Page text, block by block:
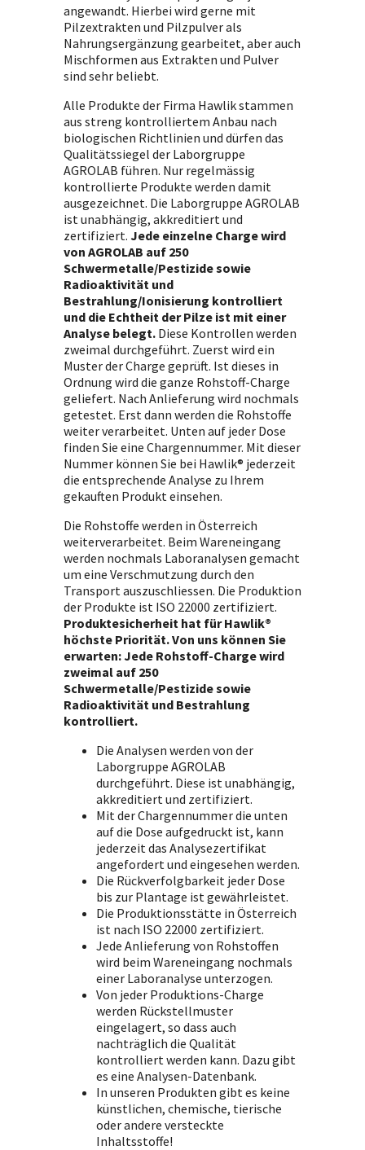
angewandt. Hierbei wird gerne mit
Pilzextrakten und Pilzpulver als
Nahrungsergänzung gearbeitet, aber auch
Mischformen aus Extrakten und Pulver
sind sehr beliebt.
Alle Produkte der Firma Hawlik stammen
aus streng kontrolliertem Anbau nach
biologischen Richtlinien und dürfen das
Qualitätssiegel der Laborgruppe
AGROLAB führen. Nur regelmässig
kontrollierte Produkte werden damit
ausgezeichnet. Die Laborgruppe AGROLAB
ist unabhängig, akkreditiert und
zertifiziert. Jede einzelne Charge wird
von AGROLAB auf 250
Schwermetalle/Pestizide sowie
Radioaktivität und
Bestrahlung/Ionisierung kontrolliert
und die Echtheit der Pilze ist mit einer
Analyse belegt. Diese Kontrollen werden
zweimal durchgeführt. Zuerst wird ein
Muster der Charge geprüft. Ist dieses in
Ordnung wird die ganze Rohstoff-Charge
geliefert. Nach Anlieferung wird nochmals
getestet. Erst dann werden die Rohstoffe
weiter verarbeitet. Unten auf jeder Dose
finden Sie eine Chargennummer. Mit dieser
Nummer können Sie bei Hawlik® jederzeit
die entsprechende Analyse zu Ihrem
gekauften Produkt einsehen.
Die Rohstoffe werden in Österreich
weiterverarbeitet. Beim Wareneingang
werden nochmals Laboranalysen gemacht
um eine Verschmutzung durch den
Transport auszuschliessen. Die Produktion
der Produkte ist ISO 22000 zertifiziert.
Produktesicherheit hat für Hawlik®
höchste Priorität. Von uns können Sie
erwarten: Jede Rohstoff-Charge wird
zweimal auf 250
Schwermetalle/Pestizide sowie
Radioaktivität und Bestrahlung
kontrolliert.
Die Analysen werden von der
Laborgruppe AGROLAB
durchgeführt. Diese ist unabhängig,
akkreditiert und zertifiziert.
Mit der Chargennummer die unten
auf die Dose aufgedruckt ist, kann
jederzeit das Analysezertifikat
angefordert und eingesehen werden.
Die Rückverfolgbarkeit jeder Dose
bis zur Plantage ist gewährleistet.
Die Produktionsstätte in Österreich
ist nach ISO 22000 zertifiziert.
Jede Anlieferung von Rohstoffen
wird beim Wareneingang nochmals
einer Laboranalyse unterzogen.
Von jeder Produktions-Charge
werden Rückstellmuster
eingelagert, so dass auch
nachträglich die Qualität
kontrolliert werden kann. Dazu gibt
es eine Analysen-Datenbank.
In unseren Produkten gibt es keine
künstlichen, chemische, tierische
oder andere versteckte
Inhaltsstoffe!